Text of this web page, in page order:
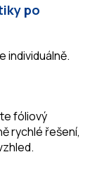
po
individuálně.
fóliový
rychlé řešení,